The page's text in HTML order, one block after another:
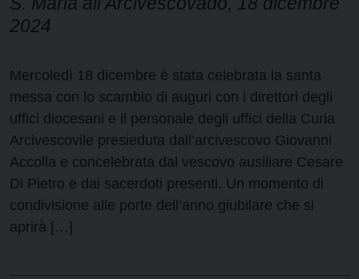
2024
Mercoledì 18 dicembre è stata celebrata la santa
messa con lo scambio di auguri con i direttori degli
uffici diocesani e il personale degli uffici della Curia
Arcivescovile presieduta dall’arcivescovo Giovanni
Accolla e concelebrata dal vescovo ausiliare Cesare
Di Pietro e dai sacerdoti presenti. Un momento di
condivisione alle porte dell’anno giubilare che si
aprirà […]